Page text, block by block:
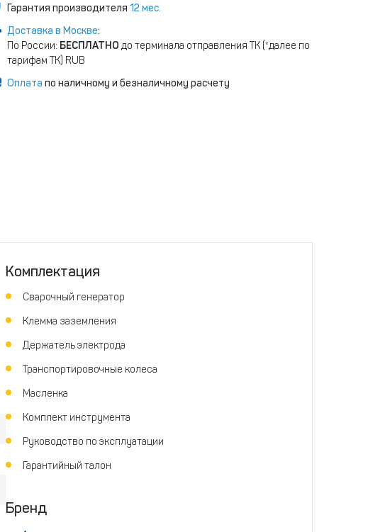
Гарантия производителя 12 мес.
Доставка в Москве:
По России: БЕСПЛАТНО до терминала отправления ТК (*далее по
тарифам ТК) RUB
Оплата по наличному и безналичному расчету
Комплектация
Сварочный генератор
Клемма заземления
Держатель электрода
Транспортировочные колеса
Масленка
Комплект инструмента
Руководство по эксплуатации
Гарантийный талон
Бренд